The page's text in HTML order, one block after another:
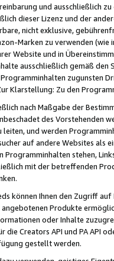
und ausschließlich
dieser Lizenz und der
nicht exklusive,
Marken zu verwenden
Website und in
ausschließlich gemäß
zugunsten
Klarstellung: Zu den
nach Maßgabe der
des Vorstehenden
und werden
auf andere Websites als
stehen,
mit der betreffenden
können Ihnen den Zugriff
Produkte
oder Inhalte
die Creators API und PA API
gestellt werden.